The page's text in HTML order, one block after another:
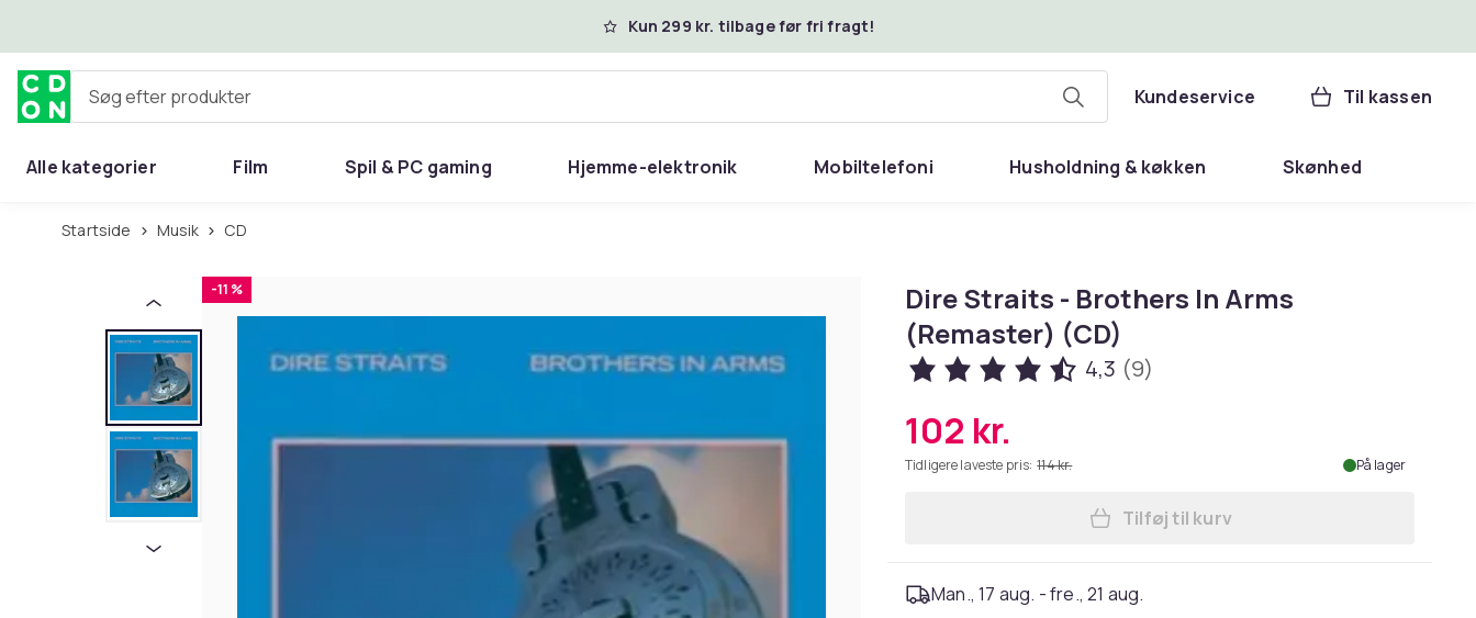
Kun 299 kr. tilbage før fri fragt!
Søg efter produkter Kundeservice Til kassen
Alle kategorier Film Spil & PC gaming Hjemme-elektronik Mobiltelefoni Husholdning & køkken Skønhed
Hjem & have
Startside Musik CD
-11 %
Dire Straits - Brothers In Arms
(Remaster) (CD)
4,3 (9)
102 kr.
Tidligere laveste pris: 114 kr. På lager
Læg Dire Straits - Brothers In Arms
Tilføj til kurv
Man., 17 aug. - fre., 21 aug.